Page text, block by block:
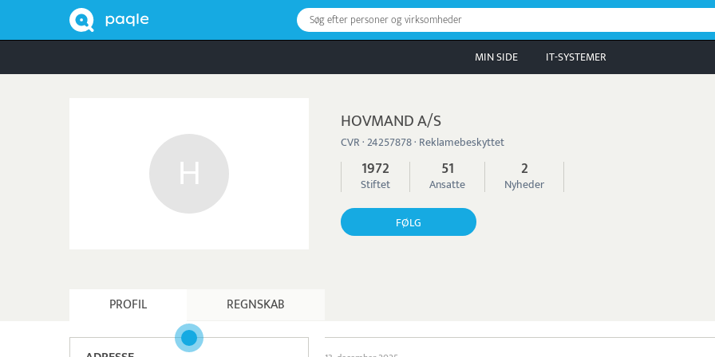
Søg efter personer og virksomheder
MIN SIDE IT-SYSTEMER
HOVMAND A/S
CVR · 24257878 · Reklamebeskyttet
1972
Stiftet
51
Ansatte
2
Nyheder
FØLG
PROFIL REGNSKAB